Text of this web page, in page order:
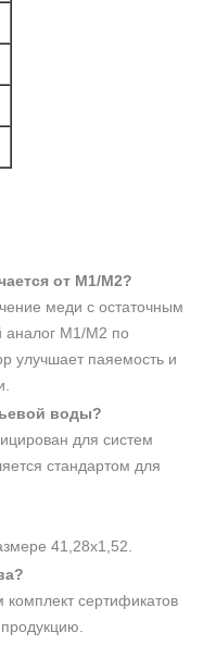
от М1/М2?
меди с остаточным
аналог М1/М2 по
улучшает паяемость и
воды?
для систем
стандартом для
41,28х1,52.
комплект сертификатов